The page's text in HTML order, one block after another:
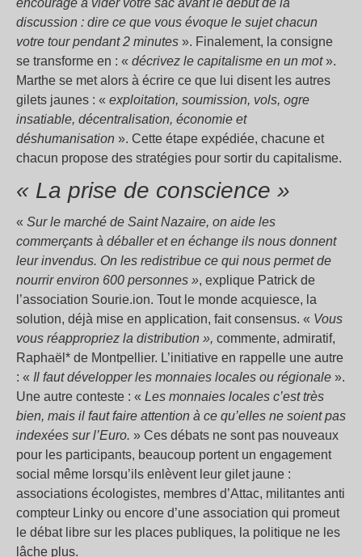
encourage à vider votre sac avant le début de la
discussion : dire ce que vous évoque le sujet chacun
votre tour pendant 2 minutes ». Finalement, la consigne
se transforme en : « décrivez le capitalisme en un mot».
Marthe se met alors à écrire ce que lui disent les autres
gilets jaunes : « exploitation, soumission, vols, ogre
insatiable, décentralisation, économie et
déshumanisation ». Cette étape expédiée, chacune et
chacun propose des stratégies pour sortir du capitalisme.
« La prise de conscience »
« Sur le marché de Saint Nazaire, on aide les
commerçants à déballer et en échange ils nous donnent
leur invendus. On les redistribue ce qui nous permet de
nourrir environ 600 personnes », explique Patrick de
l’association Sourie.ion. Tout le monde acquiesce, la
solution, déjà mise en application, fait consensus. « Vous
vous réappropriez la distribution », commente, admiratif,
Raphaël* de Montpellier. L’initiative en rappelle une autre
: « Il faut développer les monnaies locales ou régionale ».
Une autre conteste : « Les monnaies locales c’est très
bien, mais il faut faire attention à ce qu’elles ne soient pas
indexées sur l’Euro. » Ces débats ne sont pas nouveaux
pour les participants, beaucoup portent un engagement
social même lorsqu’ils enlèvent leur gilet jaune :
associations écologistes, membres d’Attac, militantes anti
compteur Linky ou encore d’une association qui promeut
le débat libre sur les places publiques, la politique ne les
lâche plus.